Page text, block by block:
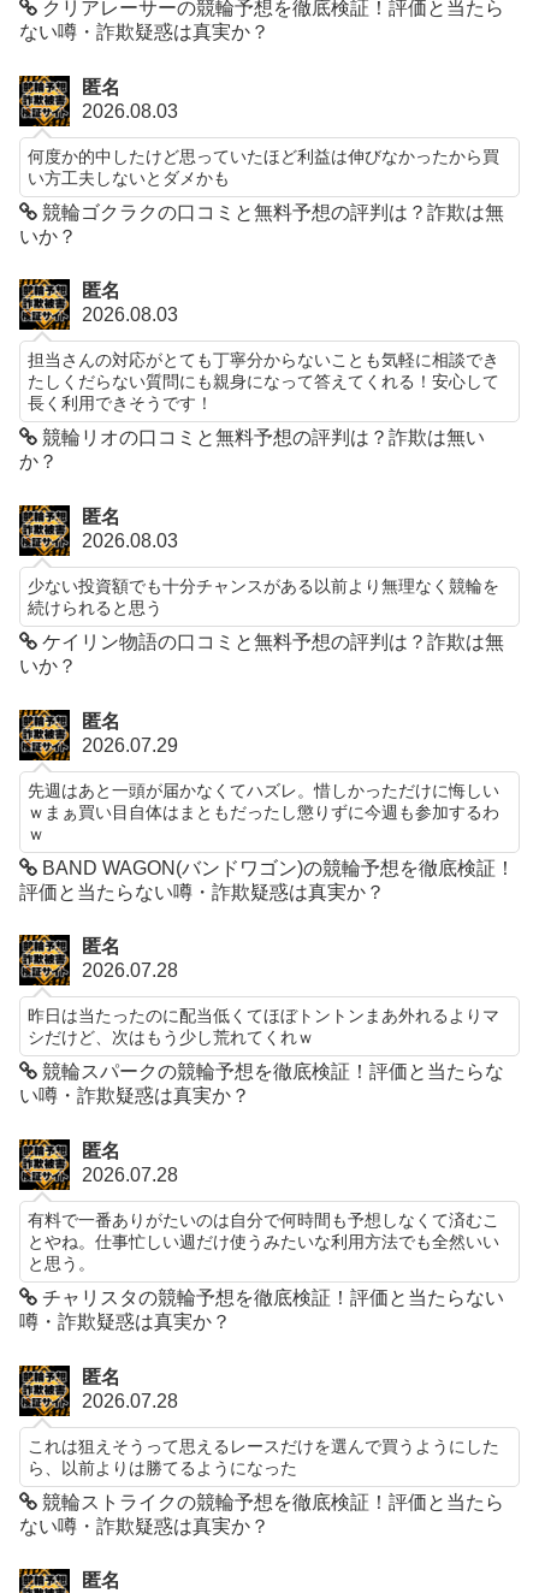
クリアレーサーの競輪予想を徹底検証！評価と当たら
ない噂・詐欺疑惑は真実か？
匿名
2026.08.03
何度か的中したけど思っていたほど利益は伸びなかったから買
い方工夫しないとダメかも
競輪ゴクラクの口コミと無料予想の評判は？詐欺は無
いか？
匿名
2026.08.03
担当さんの対応がとても丁寧分からないことも気軽に相談でき
たしくだらない質問にも親身になって答えてくれる！安心して
長く利用できそうです！
競輪リオの口コミと無料予想の評判は？詐欺は無い
か？
匿名
2026.08.03
少ない投資額でも十分チャンスがある以前より無理なく競輪を
続けられると思う
ケイリン物語の口コミと無料予想の評判は？詐欺は無
いか？
匿名
2026.07.29
先週はあと一頭が届かなくてハズレ。惜しかっただけに悔しい
ｗまぁ買い目自体はまともだったし懲りずに今週も参加するわ
ｗ
BAND WAGON(バンドワゴン)の競輪予想を徹底検証！
評価と当たらない噂・詐欺疑惑は真実か？
匿名
2026.07.28
昨日は当たったのに配当低くてほぼトントンまあ外れるよりマ
シだけど、次はもう少し荒れてくれｗ
競輪スパークの競輪予想を徹底検証！評価と当たらな
い噂・詐欺疑惑は真実か？
匿名
2026.07.28
有料で一番ありがたいのは自分で何時間も予想しなくて済むこ
とやね。仕事忙しい週だけ使うみたいな利用方法でも全然いい
と思う。
チャリスタの競輪予想を徹底検証！評価と当たらない
噂・詐欺疑惑は真実か？
匿名
2026.07.28
これは狙えそうって思えるレースだけを選んで買うようにした
ら、以前よりは勝てるようになった
競輪ストライクの競輪予想を徹底検証！評価と当たら
ない噂・詐欺疑惑は真実か？
匿名